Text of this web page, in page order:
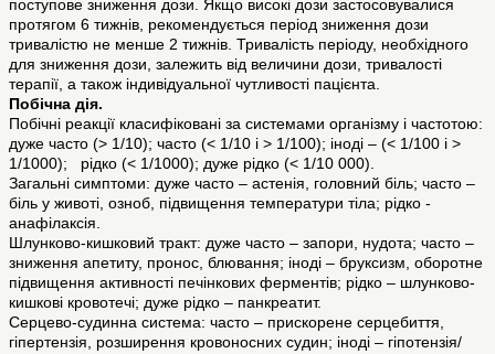
поступове зниження дози. Якщо високі дози застосовувалися
протягом 6 тижнів, рекомендується період зниження дози
тривалістю не менше 2 тижнів. Тривалість періоду, необхідного
для зниження дози, залежить від величини дози, тривалості
терапії, а також індивідуальної чутливості пацієнта.
Побічна дія.
Побічні реакції класифіковані за системами організму і частотою:
дуже часто (> 1/10); часто (< 1/10 і > 1/100); іноді – (< 1/100 і >
1/1000); рідко (< 1/1000); дуже рідко (< 1/10 000).
Загальні симптоми: дуже часто – астенія, головний біль; часто –
біль у животі, озноб, підвищення температури тіла; рідко -
анафілаксія.
Шлунково-кишковий тракт: дуже часто – запори, нудота; часто –
зниження апетиту, пронос, блювання; іноді – бруксизм, оборотне
підвищення активності печінкових ферментів; рідко – шлунково-
кишкові кровотечі; дуже рідко – панкреатит.
Серцево-судинна система: часто – прискорене серцебиття,
гіпертензія, розширення кровоносних судин; іноді – гіпотензія/